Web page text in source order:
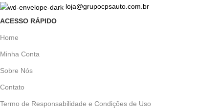
loja@grupocpsauto.com.br
ACESSO RÁPIDO
Home
Minha Conta
Sobre Nós
Contato
Termo de Responsabilidade e Condições de Uso